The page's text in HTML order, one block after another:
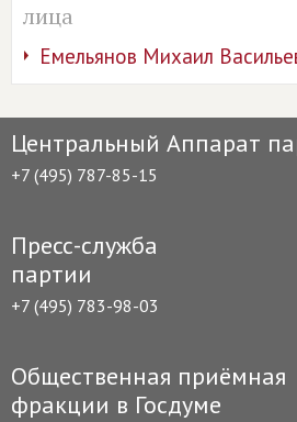
лица
Емельянов Михаил
Центральный Аппарат
+7 (495) 787-85-15
Пресс-служба
партии
+7 (495) 783-98-03
Общественная приёмная
фракции в Госдуме